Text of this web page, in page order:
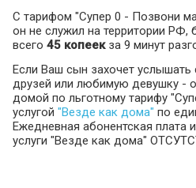
С тарифом "Супер 0 - Позвони
он не служил на территории РФ,
всего 45 копеекза 9 минут
Если Ваш сын захочет услышать
друзей или любимую девушку -
домой по льготному тарифу
услугой "Везде как дома" по
Ежедневная абонентская плата
услуги "Везде как дома"